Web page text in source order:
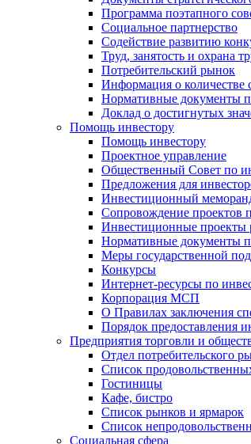
Программа поэтапного
Социальное партнерство
Содействие развитию
Труд, занятость и охрана
Потребительский рынок
Информация о количестве
Нормативные документы
Доклад о достигнутых
Помощь инвестору
Помощь инвестору
Проектное управление
Общественный Совет по
Предложения для
Инвестиционный
Сопровождение проектов
Инвестиционные проекты
Нормативные документы
Меры государственной
Конкурсы
Интернет-ресурсы по
Корпорация МСП
О Правилах заключения
Порядок предоставления
Предприятия торговли и
Отдел потребительского
Список
Гостиницы
Кафе, бистро
Cписок рынков и ярмарок
Список
Социальная сфера